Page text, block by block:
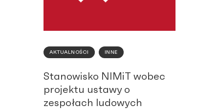
AKTUALNOŚCI INNE
Stanowisko NIMiT wobec
projektu ustawy o
zespołach ludowych